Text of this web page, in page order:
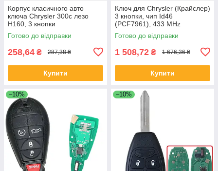
Корпус класичного авто
ключа Chrysler 300с лезо
Н160, 3 кнопки
Готово до відправки
258,64 ₴ 287,38 ₴
Купити
Ключ для Chrysler (Крайслер)
3 кнопки, чип Id46
(PCF7961), 433 MHz
Готово до відправки
1 508,72 ₴ 1 676,36 ₴
Купити
–10% –10%